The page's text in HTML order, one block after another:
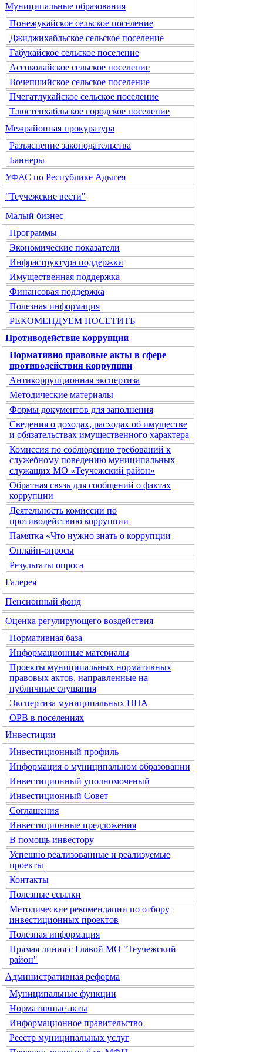
Муниципальные образования
Понежукайское сельское поселение
Джиджихабльское сельское поселение
Габукайское сельское поселение
Ассоколайское сельское поселение
Вочепшийское сельское поселение
Пчегатлукайское сельское поселение
Тлюстенхабльское городское поселение
Межрайонная прокуратура
Разъяснение законодательства
Баннеры
УФАС по Республике Адыгея
"Теучежские вести"
Малый бизнес
Программы
Экономические показатели
Инфраструктура поддержки
Имущественная поддержка
Финансовая поддержка
Полезная информация
РЕКОМЕНДУЕМ ПОСЕТИТЬ
Противодействие коррупции
Нормативно правовые акты в сфере
противодействия коррупции
Антикоррупционная экспертиза
Методические материалы
Формы документов для заполнения
Сведения о доходах, расходах об имуществе
и обязательствах имущественного характера
Комиссия по соблюдению требований к
служебному поведению муниципальных
служащих МО «Теучежский район»
Обратная связь для сообщений о фактах
коррупции
Деятельность комиссии по
противодействию коррупции
Памятка «Что нужно знать о коррупции
Онлайн-опросы
Результаты опроса
Галерея
Пенсионный фонд
Оценка регулирующего воздействия
Нормативная база
Информационные материалы
Проекты муниципальных нормативных
правовых актов, направленные на
публичные слушания
Экспертиза муниципальных НПА
ОРВ в поселениях
Инвестиции
Инвестиционный профиль
Информация о муниципальном образовании
Инвестиционный уполномоченый
Инвестиционный Совет
Соглашения
Инвестиционные предложения
В помощь инвестору
Успешно реализованные и реализуемые
проекты
Контакты
Полезные ссылки
Методические рекомендации по отбору
инвестиционных проектов
Полезная информация
Прямая линия с Главой МО "Теучежский
район"
Административная реформа
Муниципальные функции
Нормативные акты
Информационное правительство
Реестр муниципальных услуг